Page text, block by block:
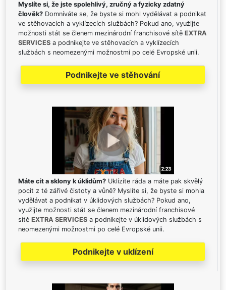
Myslíte si, že jste spolehlivý, zručný a fyzicky zdatný
člověk? Domníváte se, že byste si mohl vydělávat a podnikat
ve stěhovacích a vyklízecích službách? Pokud ano, využijte
možnosti stát se členem mezinárodní franchisové sítě EXTRA
SERVICES a podnikejte ve stěhovacích a vyklízecích
službách s neomezenými možnostmi po celé Evropské unii.
Podnikejte ve stěhování
Máte cit a sklony k úklidům? Uklízíte ráda a máte pak skvělý
pocit z té zářivé čistoty a vůně? Myslíte si, že byste si mohla
vydělávat a podnikat v úklidových službách? Pokud ano,
využijte možnosti stát se členem mezinárodní franchisové
sítě EXTRA SERVICES a podnikejte v úklidových službách s
neomezenými možnostmi po celé Evropské unii.
Podnikejte v uklízení